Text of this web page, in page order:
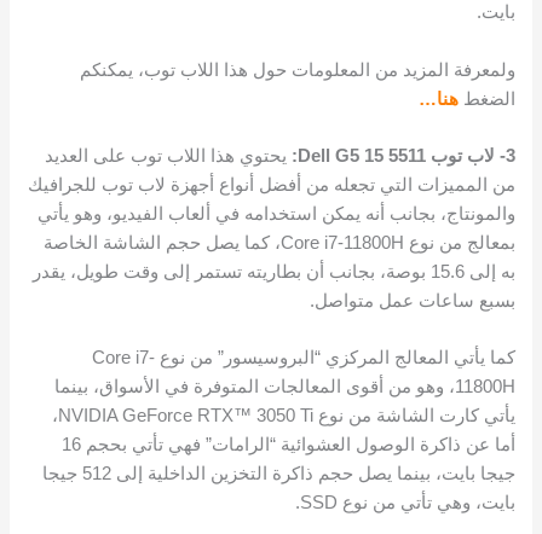
بايت.
ولمعرفة المزيد من المعلومات حول هذا اللاب توب، يمكنكم
الضغطهنا…
3- لاب توب Dell G5 15 5511:
يحتوي هذا اللاب توب على العديد
من المميزات التي تجعله من أفضل أنواع أجهزة لاب توب للجرافيك
والمونتاج، بجانب أنه يمكن استخدامه في ألعاب الفيديو، وهو يأتي
بمعالج من نوع Core i7-11800H، كما يصل حجم الشاشة الخاصة
به إلى 15.6 بوصة، بجانب أن بطاريته تستمر إلى وقت طويل، يقدر
بسبع ساعات عمل متواصل.
كما يأتي المعالج المركزي “البروسيسور” من نوع Core i7-
11800H، وهو من أقوى المعالجات المتوفرة في الأسواق، بينما
يأتي كارت الشاشة من نوع NVIDIA GeForce RTX™ 3050 Ti،
أما عن ذاكرة الوصول العشوائية “الرامات” فهي تأتي بحجم 16
جيجا بايت، بينما يصل حجم ذاكرة التخزين الداخلية إلى 512 جيجا
بايت، وهي تأتي من نوع SSD.